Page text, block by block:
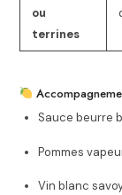
ou
terrines
Sauce beurre
Pommes
Vin blanc